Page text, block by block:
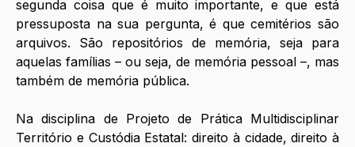
segunda coisa que é muito importante, e que está
pressuposta na sua pergunta, é que cemitérios são
arquivos. São repositórios de memória, seja para
aquelas famílias – ou seja, de memória pessoal –, mas
também de memória pública.
Na disciplina de Projeto de Prática Multidisciplinar
Território e Custódia Estatal: direito à cidade, direito à